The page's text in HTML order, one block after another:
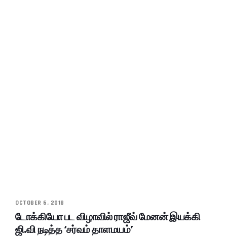
OCTOBER 6, 2018
டோக்கியோ பட விழாவில் ராஜீவ் மேனன் இயக்கி
ஜி.வி நடித்த ‘சர்வம் தாளமயம்’